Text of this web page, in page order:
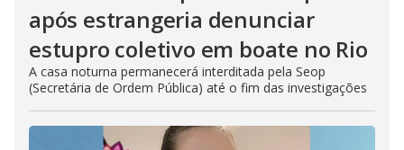
após estrangeria denunciar
estupro coletivo em boate no Rio
A casa noturna permanecerá interditada pela Seop
(Secretária de Ordem Pública) até o fim das investigações